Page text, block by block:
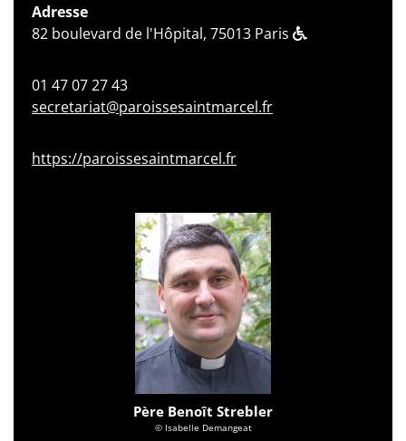
Adresse
82 boulevard de l'Hôpital, 75013 Paris
01 47 07 27 43
secretariat@paroissesaintmarcel.fr
https://paroissesaintmarcel.fr
Père Benoît Strebler
© Isabelle Demangeat